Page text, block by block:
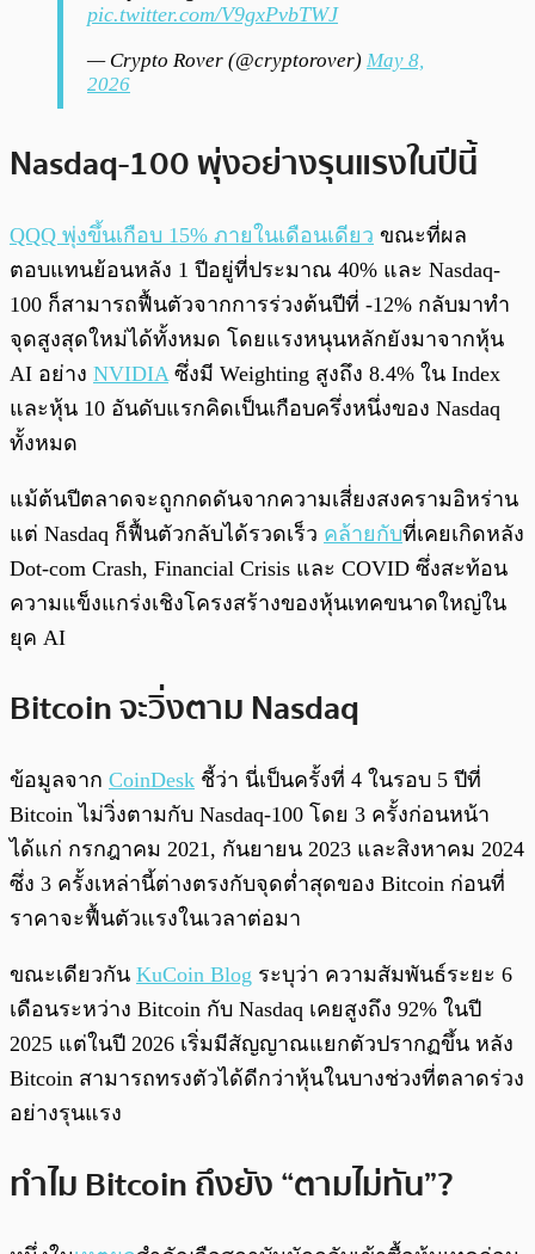
pic.twitter.com/V9gxPvbTWJ
— Crypto Rover (@cryptorover) May 8,
2026
Nasdaq-100 พุ่งอย่างรุนแรงในปีนี้
QQQ พุ่งขึ้นเกือบ 15% ภายในเดือนเดียว ขณะที่ผล
ตอบแทนย้อนหลัง 1 ปีอยู่ที่ประมาณ 40% และ Nasdaq-
100 ก็สามารถฟื้นตัวจากการร่วงต้นปีที่ -12% กลับมาทำ
จุดสูงสุดใหม่ได้ทั้งหมด โดยแรงหนุนหลักยังมาจากหุ้น
AI อย่าง NVIDIA ซึ่งมี Weighting สูงถึง 8.4% ใน Index
และหุ้น 10 อันดับแรกคิดเป็นเกือบครึ่งหนึ่งของ Nasdaq
ทั้งหมด
แม้ต้นปีตลาดจะถูกกดดันจากความเสี่ยงสงครามอิหร่าน
แต่ Nasdaq ก็ฟื้นตัวกลับได้รวดเร็ว คล้ายกับที่เคยเกิดหลัง
Dot-com Crash, Financial Crisis และ COVID ซึ่งสะท้อน
ความแข็งแกร่งเชิงโครงสร้างของหุ้นเทคขนาดใหญ่ใน
ยุค AI
Bitcoin จะวิ่งตาม Nasdaq
ข้อมูลจาก CoinDesk ชี้ว่า นี่เป็นครั้งที่ 4 ในรอบ 5 ปีที่
Bitcoin ไม่วิ่งตามกับ Nasdaq-100 โดย 3 ครั้งก่อนหน้า
ได้แก่ กรกฎาคม 2021, กันยายน 2023 และสิงหาคม 2024
ซึ่ง 3 ครั้งเหล่านี้ต่างตรงกับจุดต่ำสุดของ Bitcoin ก่อนที่
ราคาจะฟื้นตัวแรงในเวลาต่อมา
ขณะเดียวกัน KuCoin Blog ระบุว่า ความสัมพันธ์ระยะ 6
เดือนระหว่าง Bitcoin กับ Nasdaq เคยสูงถึง 92% ในปี
2025 แต่ในปี 2026 เริ่มมีสัญญาณแยกตัวปรากฏขึ้น หลัง
Bitcoin สามารถทรงตัวได้ดีกว่าหุ้นในบางช่วงที่ตลาดร่วง
อย่างรุนแรง
ทำไม Bitcoin ถึงยัง “ตามไม่ทัน”?